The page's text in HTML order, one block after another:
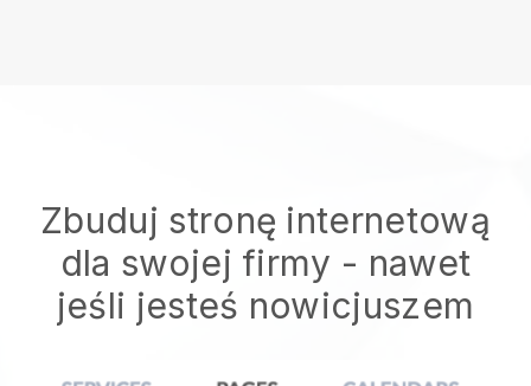
Zbuduj stronę internetową
dla swojej firmy - nawet
jeśli jesteś nowicjuszem